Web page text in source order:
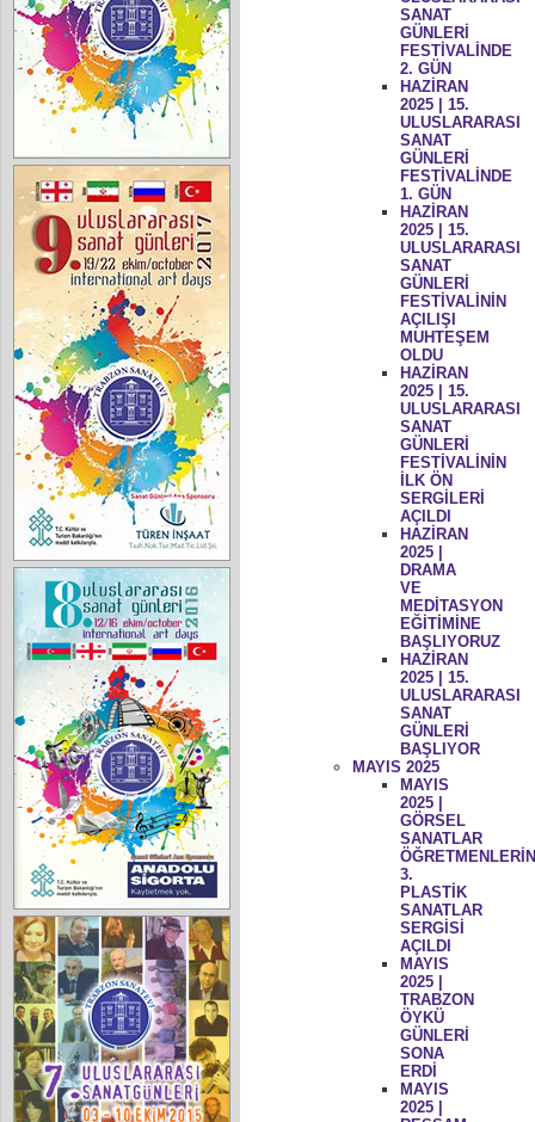
SANAT
GÜNLERİ
FESTİVALİNDE
2. GÜN
HAZİRAN
2025 | 15.
ULUSLARARASI
SANAT
GÜNLERİ
FESTİVALİNDE
1. GÜN
HAZİRAN
2025 | 15.
ULUSLARARASI
SANAT
GÜNLERİ
FESTİVALİNİN
AÇILIŞI
MUHTEŞEM
OLDU
HAZİRAN
2025 | 15.
ULUSLARARASI
SANAT
GÜNLERİ
FESTİVALİNİN
İLK ÖN
SERGİLERİ
AÇILDI
HAZİRAN
2025 |
DRAMA
VE
MEDİTASYON
EĞİTİMİNE
BAŞLIYORUZ
HAZİRAN
2025 | 15.
ULUSLARARASI
SANAT
GÜNLERİ
BAŞLIYOR
MAYIS 2025
MAYIS
2025 |
GÖRSEL
SANATLAR
3.
PLASTİK
SANATLAR
SERGİSİ
AÇILDI
MAYIS
2025 |
TRABZON
ÖYKÜ
GÜNLERİ
SONA
ERDİ
MAYIS
2025 |